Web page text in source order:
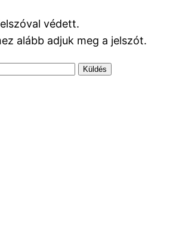
védett.
alább adjuk meg a jelszót.